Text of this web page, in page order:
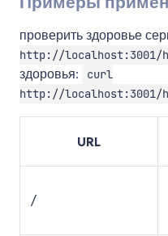
проверить здоровье
http://localhost:3001/
здоровья:
curl
http://localhost:3001/
URL
/